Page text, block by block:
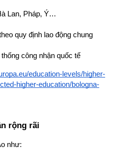
Lan, Pháp, Ý…
quy định lao động chung
công nhận quốc tế
education-levels/higher-
higher-education/bologna-
rộng rãi
như: